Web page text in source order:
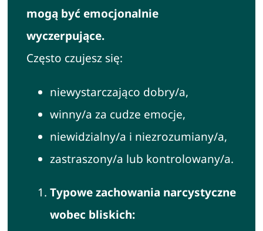
mogą być emocjonalnie
wyczerpujące.
Często czujesz się:
niewystarczająco dobry/a,
winny/a za cudze emocje,
niewidzialny/a i niezrozumiany/a,
zastraszony/a lub kontrolowany/a.
Typowe zachowania narcystyczne
wobec bliskich: